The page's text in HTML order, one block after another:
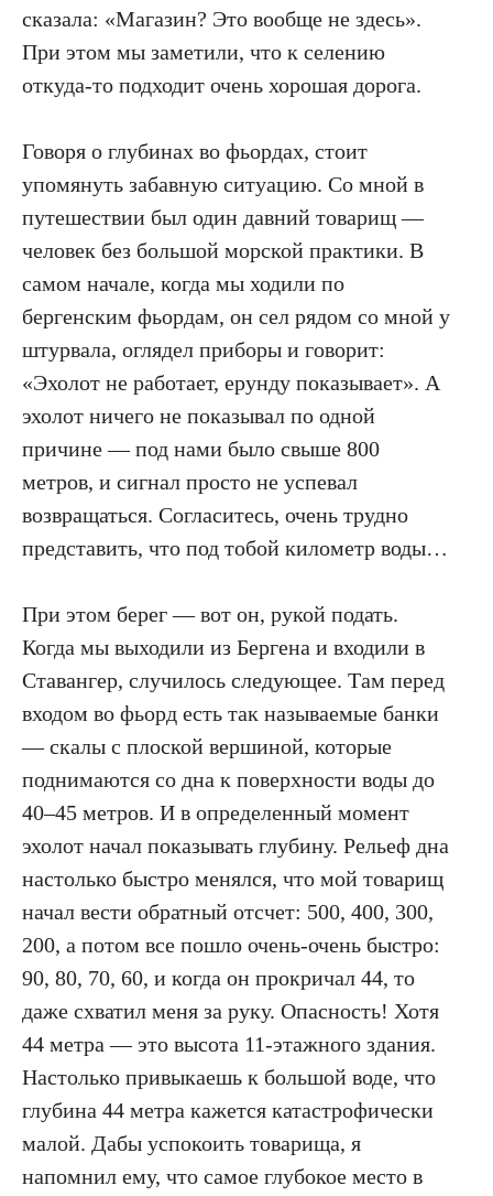
сказала: «Магазин? Это вообще не здесь».
При этом мы заметили, что к селению
откуда-то подходит очень хорошая дорога.
Говоря о глубинах во фьордах, стоит
упомянуть забавную ситуацию. Со мной в
путешествии был один давний товарищ —
человек без большой морской практики. В
самом начале, когда мы ходили по
бергенским фьордам, он сел рядом со мной у
штурвала, оглядел приборы и говорит:
«Эхолот не работает, ерунду показывает». А
эхолот ничего не показывал по одной
причине — под нами было свыше 800
метров, и сигнал просто не успевал
возвращаться. Согласитесь, очень трудно
представить, что под тобой километр воды…
При этом берег — вот он, рукой подать.
Когда мы выходили из Бергена и входили в
Ставангер, случилось следующее. Там перед
входом во фьорд есть так называемые банки
— скалы с плоской вершиной, которые
поднимаются со дна к поверхности воды до
40–45 метров. И в определенный момент
эхолот начал показывать глубину. Рельеф дна
настолько быстро менялся, что мой товарищ
начал вести обратный отсчет: 500, 400, 300,
200, а потом все пошло очень-очень быстро:
90, 80, 70, 60, и когда он прокричал 44, то
даже схватил меня за руку. Опасность! Хотя
44 метра — это высота 11-этажного здания.
Настолько привыкаешь к большой воде, что
глубина 44 метра кажется катастрофически
малой. Дабы успокоить товарища, я
напомнил ему, что самое глубокое место в